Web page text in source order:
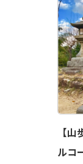
【
ルコ